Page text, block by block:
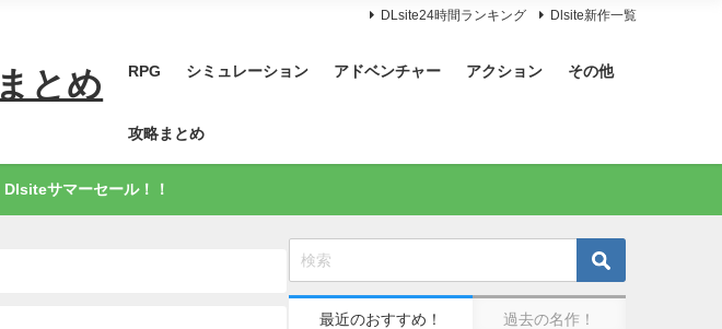
DLsite24時間ランキング Dlsite新作一覧
とめ
RPG シミュレーション アドベンチャー アクション その他
攻略まとめ
サマーセール！！
最近のおすすめ！ 過去の名作！